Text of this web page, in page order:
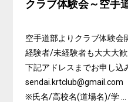
クラブ体験会～空手
空手道部よりクラブ体験会
経験者/未経験者も大大大歓
下記アドレスまでお申し込
sendai.krtclub@gmail.com
※氏名/高校名(道場名)/学 ...